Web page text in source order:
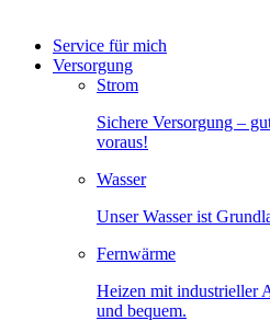
Service für mich
Versorgung
Strom
Sichere Versorgung –
voraus!
Wasser
Unser Wasser ist
Fernwärme
Heizen mit industrieller
und bequem.